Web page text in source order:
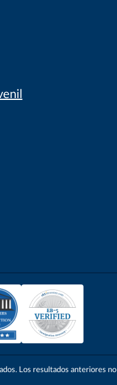
Los resultados anteriores